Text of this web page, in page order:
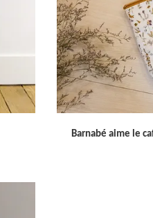
Barnabé aime le